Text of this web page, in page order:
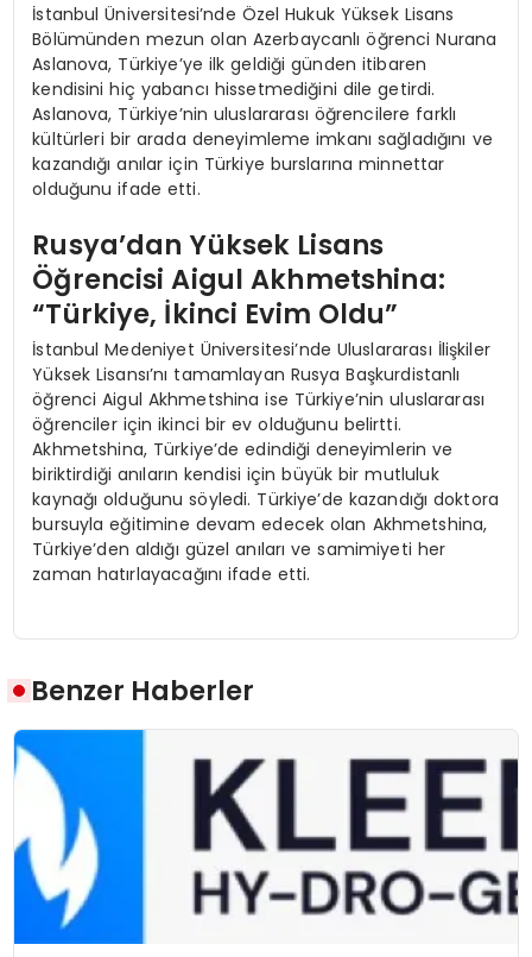
İstanbul Üniversitesi’nde Özel Hukuk Yüksek Lisans
Bölümünden mezun olan Azerbaycanlı öğrenci Nurana
Aslanova, Türkiye’ye ilk geldiği günden itibaren
kendisini hiç yabancı hissetmediğini dile getirdi.
Aslanova, Türkiye’nin uluslararası öğrencilere farklı
kültürleri bir arada deneyimleme imkanı sağladığını ve
kazandığı anılar için Türkiye burslarına minnettar
olduğunu ifade etti.
Rusya’dan Yüksek Lisans
Öğrencisi Aigul Akhmetshina:
“Türkiye, İkinci Evim Oldu”
İstanbul Medeniyet Üniversitesi’nde Uluslararası İlişkiler
Yüksek Lisansı’nı tamamlayan Rusya Başkurdistanlı
öğrenci Aigul Akhmetshina ise Türkiye’nin uluslararası
öğrenciler için ikinci bir ev olduğunu belirtti.
Akhmetshina, Türkiye’de edindiği deneyimlerin ve
biriktirdiği anıların kendisi için büyük bir mutluluk
kaynağı olduğunu söyledi. Türkiye’de kazandığı doktora
bursuyla eğitimine devam edecek olan Akhmetshina,
Türkiye’den aldığı güzel anıları ve samimiyeti her
zaman hatırlayacağını ifade etti.
Benzer Haberler